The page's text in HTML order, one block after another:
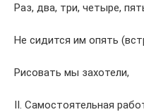
Раз, два, три, четыре,
Не сидится им опять
Рисовать мы захотели,
II. Самостоятельная